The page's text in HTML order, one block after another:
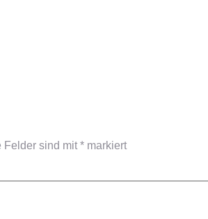
Felder sind mit * markiert